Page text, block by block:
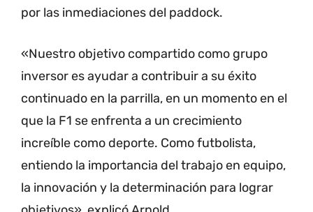
por las inmediaciones del paddock.
«Nuestro objetivo compartido como grupo
inversor es ayudar a contribuir a su éxito
continuado en la parrilla, en un momento en el
que la F1 se enfrenta a un crecimiento
increíble como deporte. Como futbolista,
entiendo la importancia del trabajo en equipo,
la innovación y la determinación para lograr